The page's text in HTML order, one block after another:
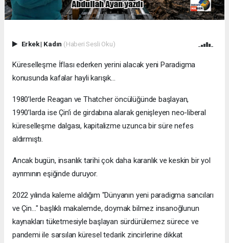
Erkek| Kadın (Haberi Sesli Oku)
Küreselleşme İflası ederken yerini alacak yeni Paradigma
konusunda kafalar hayli karışık…
1980’lerde Reagan ve Thatcher öncülüğünde başlayan,
1990’larda ise Çin’i de girdabına alarak genişleyen neo-liberal
küreselleşme dalgası, kapitalizme uzunca bir süre nefes
aldırmıştı.
Ancak bugün, insanlık tarihi çok daha karanlık ve keskin bir yol
ayrımının eşiğinde duruyor.
2022 yılında kaleme aldığım "Dünyanın yeni paradigma sancıları
ve Çin…" başlıklı makalemde, doymak bilmez insanoğlunun
kaynakları tüketmesiyle başlayan sürdürülemez sürece ve
pandemi ile sarsılan küresel tedarik zincirlerine dikkat